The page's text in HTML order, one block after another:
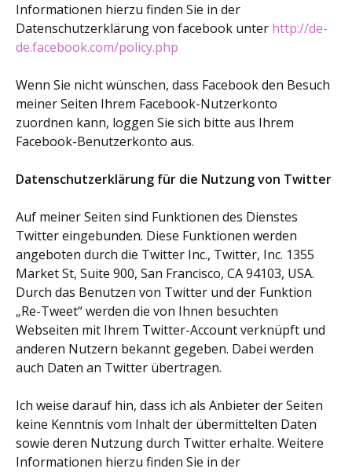
Informationen hierzu finden Sie in der
Datenschutzerklärung von facebook unter http://de-
de.facebook.com/policy.php
Wenn Sie nicht wünschen, dass Facebook den Besuch
meiner Seiten Ihrem Facebook-Nutzerkonto
zuordnen kann, loggen Sie sich bitte aus Ihrem
Facebook-Benutzerkonto aus.
Datenschutzerklärung für die Nutzung von Twitter
Auf meiner Seiten sind Funktionen des Dienstes
Twitter eingebunden. Diese Funktionen werden
angeboten durch die Twitter Inc., Twitter, Inc. 1355
Market St, Suite 900, San Francisco, CA 94103, USA.
Durch das Benutzen von Twitter und der Funktion
„Re-Tweet“ werden die von Ihnen besuchten
Webseiten mit Ihrem Twitter-Account verknüpft und
anderen Nutzern bekannt gegeben. Dabei werden
auch Daten an Twitter übertragen.
Ich weise darauf hin, dass ich als Anbieter der Seiten
keine Kenntnis vom Inhalt der übermittelten Daten
sowie deren Nutzung durch Twitter erhalte. Weitere
Informationen hierzu finden Sie in der